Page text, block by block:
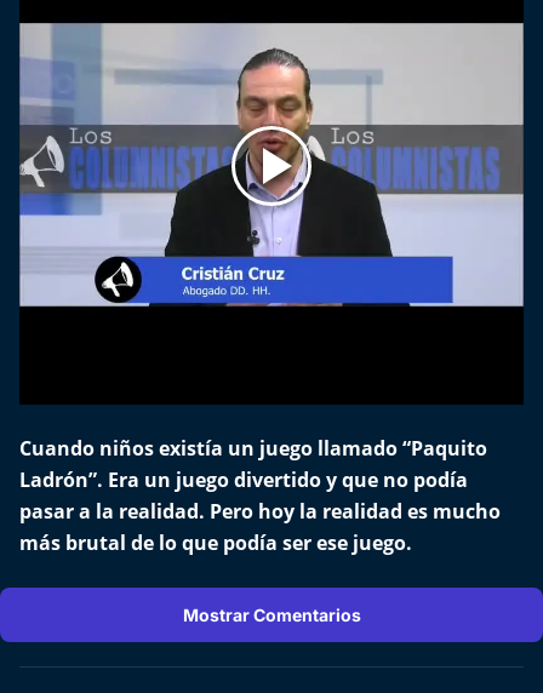
Sesiones Dieciocheras
Expreso PM
Conecta Vida
El Mejor País de Chile
Te invito a tomar once
Chiche cuadra y su parrilla
Motorfem
Chile, Historia de 30 años
Cuando niños existía un juego llamado “Paquito
Ladrón”. Era un juego divertido y que no podía
pasar a la realidad. Pero hoy la realidad es mucho
más brutal de lo que podía ser ese juego.
Mostrar Comentarios